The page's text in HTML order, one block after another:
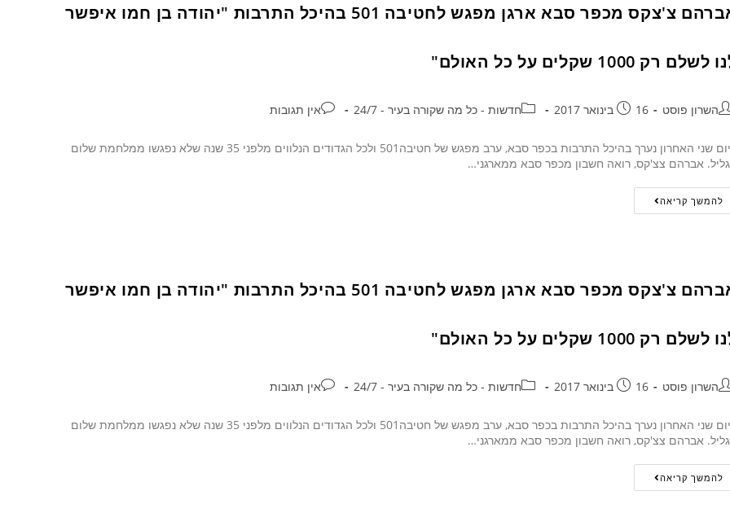
אברהם צ'צקס מכפר סבא ארגן מפגש לחטיבה 501 בהיכל התרבות "יהודה בן חמו איפשר
לשלם רק 1000 שקלים על כל האולם"
השרון פוסט 16 בינואר 2017 חדשות - כל מה שקורה בעיר - 24/7 אין תגובות
ביום שני האחרון נערך בהיכל התרבות בכפר סבא, ערב מפגש של חטיבה501 ולכל הגדודים הנלווים מלפני 35 שנה שלא נפגשו ממלחמת שלום
אברהם צצ'קס, רואה חשבון מכפר סבא ממארגני…
להמשך קריאה
אברהם צ'צקס מכפר סבא ארגן מפגש לחטיבה 501 בהיכל התרבות "יהודה בן חמו איפשר
לשלם רק 1000 שקלים על כל האולם"
השרון פוסט 16 בינואר 2017 חדשות - כל מה שקורה בעיר - 24/7 אין תגובות
ביום שני האחרון נערך בהיכל התרבות בכפר סבא, ערב מפגש של חטיבה501 ולכל הגדודים הנלווים מלפני 35 שנה שלא נפגשו ממלחמת שלום
אברהם צצ'קס, רואה חשבון מכפר סבא ממארגני…
להמשך קריאה